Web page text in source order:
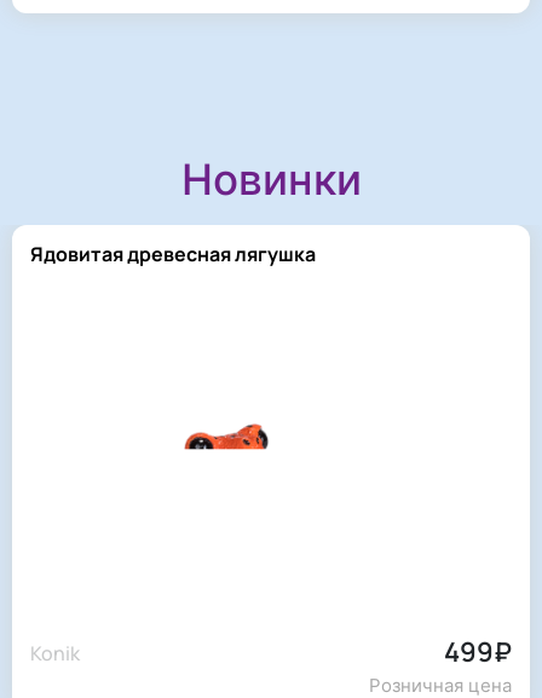
Новинки
Ядовитая древесная лягушка
Konik 499₽
Розничная цена